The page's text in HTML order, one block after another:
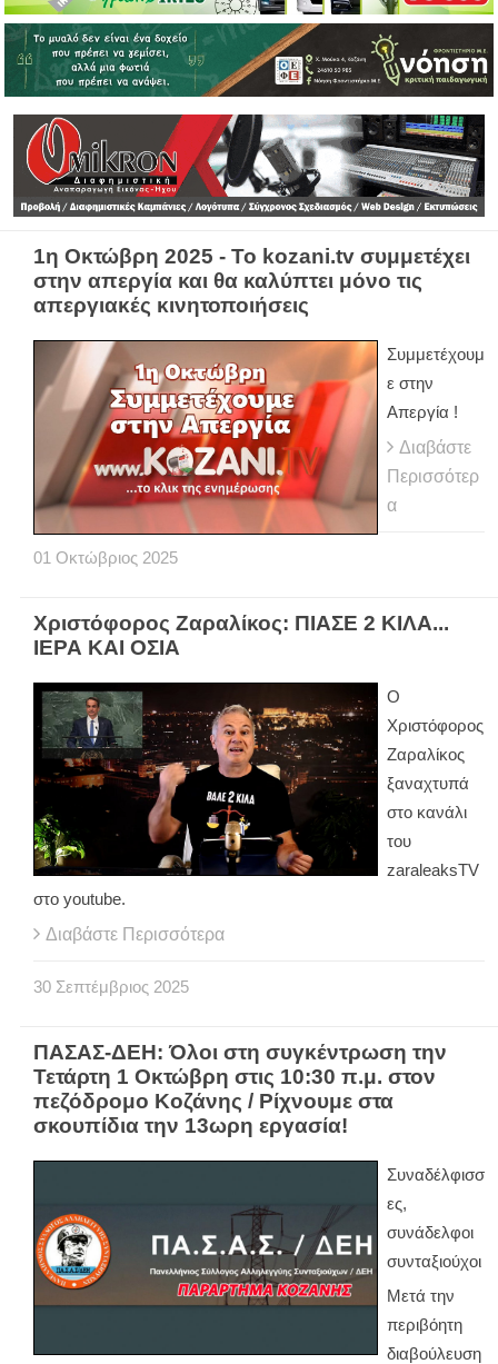
1η Οκτώβρη 2025 - Το kozani.tv συμμετέχει
στην απεργία και θα καλύπτει μόνο τις
απεργιακές κινητοποιήσεις
Συμμετέχουμ
ε στην
Απεργία !
Διαβάστε
Περισσότερ
α
01 Οκτώβριος 2025
Χριστόφορος Ζαραλίκος: ΠΙΑΣΕ 2 ΚΙΛΑ...
ΙΕΡΑ ΚΑΙ ΟΣΙΑ
Ο
Χριστόφορος
Ζαραλίκος
ξαναχτυπά
στο κανάλι
του
zaraleaksTV
στο youtube.
Διαβάστε Περισσότερα
30 Σεπτέμβριος 2025
ΠΑΣΑΣ-ΔΕΗ: Όλοι στη συγκέντρωση την
Τετάρτη 1 Οκτώβρη στις 10:30 π.μ. στον
πεζόδρομο Κοζάνης / Ρίχνουμε στα
σκουπίδια την 13ωρη εργασία!
Συναδέλφισσ
ες,
συνάδελφοι
συνταξιούχοι
Μετά την
περιβόητη
διαβούλευση